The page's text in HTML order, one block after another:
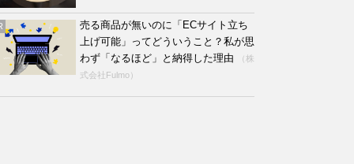
売る商品が無いのに「ECサイト立ち
上げ可能」ってどういうこと？私が思
わず「なるほど」と納得した理由
（株
式会社Fulmo）